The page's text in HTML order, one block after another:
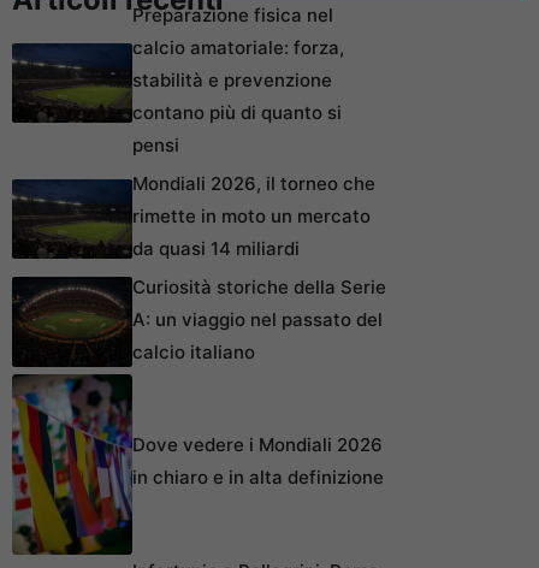
Preparazione fisica nel
calcio amatoriale: forza,
stabilità e prevenzione
contano più di quanto si
pensi
Mondiali 2026, il torneo che
rimette in moto un mercato
da quasi 14 miliardi
Curiosità storiche della Serie
A: un viaggio nel passato del
calcio italiano
Dove vedere i Mondiali 2026
in chiaro e in alta definizione